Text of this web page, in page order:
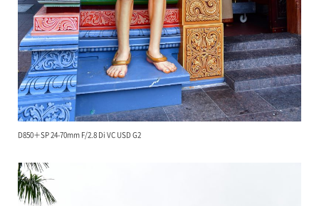
D850＋SP 24-70mm F/2.8 Di VC USD G2